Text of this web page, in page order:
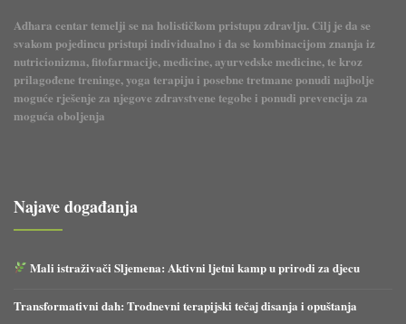
Adhara centar temelji se na holističkom pristupu zdravlju. Cilj je da se
svakom pojedincu pristupi individualno i da se kombinacijom znanja iz
nutricionizma, fitofarmacije, medicine, ayurvedske medicine, te kroz
prilagođene treninge, yoga terapiju i posebne tretmane ponudi najbolje
moguće rješenje za njegove zdravstvene tegobe i ponudi prevencija za
moguća oboljenja
Najave događanja
Mali istraživači Sljemena: Aktivni ljetni kamp u prirodi za djecu
Transformativni dah: Trodnevni terapijski tečaj disanja i opuštanja